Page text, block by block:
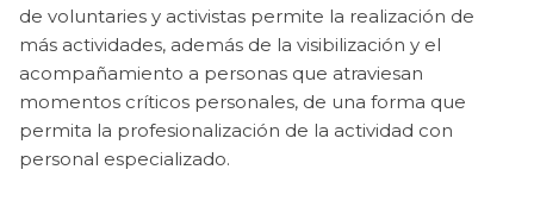
de voluntaries y activistas permite la realización de
más actividades, además de la visibilización y el
acompañamiento a personas que atraviesan
momentos críticos personales, de una forma que
permita la profesionalización de la actividad con
personal especializado.